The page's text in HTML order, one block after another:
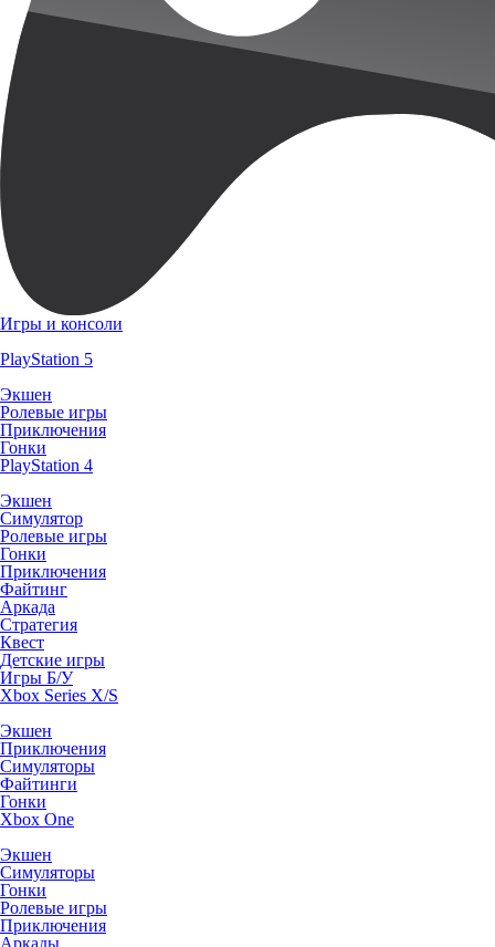
Игры и консоли
PlayStation 5
Экшен
Ролевые игры
Приключения
Гонки
PlayStation 4
Экшен
Симулятор
Ролевые игры
Гонки
Приключения
Файтинг
Аркада
Стратегия
Квест
Детские игры
Игры Б/У
Xbox Series X/S
Экшен
Приключения
Симуляторы
Файтинги
Гонки
Xbox One
Экшен
Симуляторы
Гонки
Ролевые игры
Приключения
Аркады